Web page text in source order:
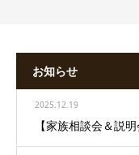
お知らせ
2025.12.19
【家族相談会＆説